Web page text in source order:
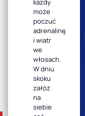
każdy
może
poczuć
adrenalinę
i wiatr
we
włosach.
W dniu
skoku
załóż
na
siebie